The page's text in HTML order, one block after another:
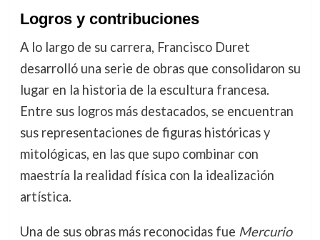
Logros y contribuciones
A lo largo de su carrera, Francisco Duret
desarrolló una serie de obras que consolidaron su
lugar en la historia de la escultura francesa.
Entre sus logros más destacados, se encuentran
sus representaciones de figuras históricas y
mitológicas, en las que supo combinar con
maestría la realidad física con la idealización
artística.
Una de sus obras más reconocidas fue Mercurio